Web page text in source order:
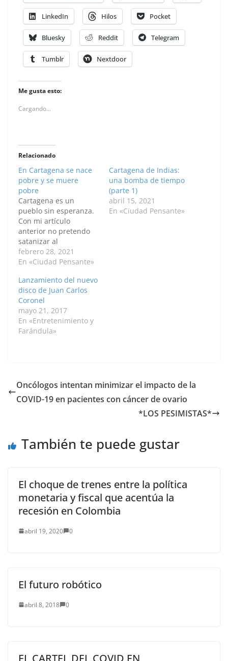
LinkedIn Hilos Pocket
Bluesky Reddit Telegram
Tumblr Nextdoor
Me gusta esto:
Cargando...
Relacionado
En Cartagena se nace
pobre y se muere
pobre
Cartagena es un
pueblo sin esperanza.
Con mi artículo
anterior no pretendo
satanizar al
cartagenero, porque la
realidad de la
que vive el pueblo es
consecuencia de todos
los gobernantes antes
de Dau. Por supuesto
algunos son mucho
más responsables que
febrero 28, 2021
En «Ciudad Pensante»
Cartagena de Indias:
una bomba de tiempo
(parte 1)
abril 15, 2021
En «Ciudad Pensante»
Lanzamiento del nuevo
disco de Juan Carlos
Coronel
mayo 21, 2017
En «Entretenimiento y
Farándula»
Oncólogos intentan minimizar el impacto de la
COVID-19 en pacientes con cáncer de ovario
*LOS PESIMISTAS*
También te puede gustar
El choque de trenes entre la política
monetaria y fiscal que acentúa la
recesión en Colombia
abril 19, 2020 0
El futuro robótico
abril 8, 2018 0
EL CARTEL DEL COVID EN